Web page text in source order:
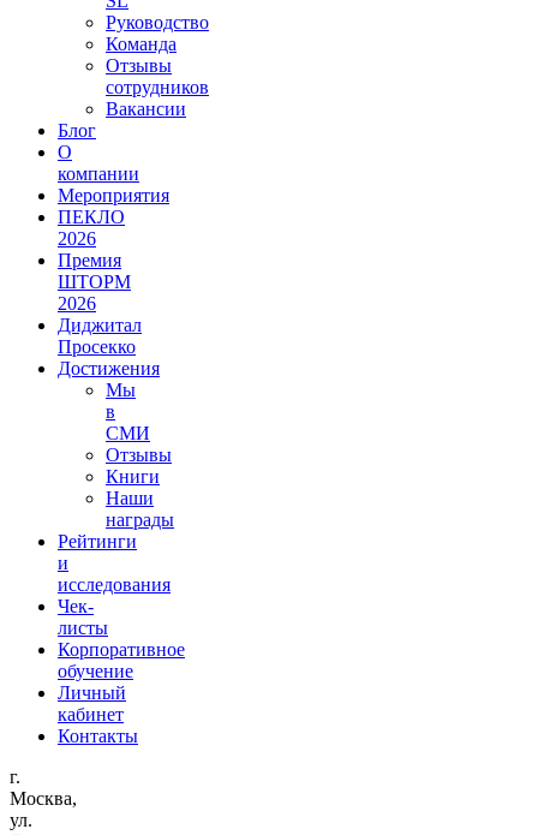
Руководство
Команда
Отзывы
сотрудников
Вакансии
Блог
О
компании
Мероприятия
ПЕКЛО
2026
Премия
ШТОРМ
2026
Диджитал
Просекко
Достижения
Мы
в
СМИ
Отзывы
Книги
Наши
награды
Рейтинги
и
исследования
Чек-
листы
Корпоративное
обучение
Личный
кабинет
Контакты
г.
Москва,
ул.